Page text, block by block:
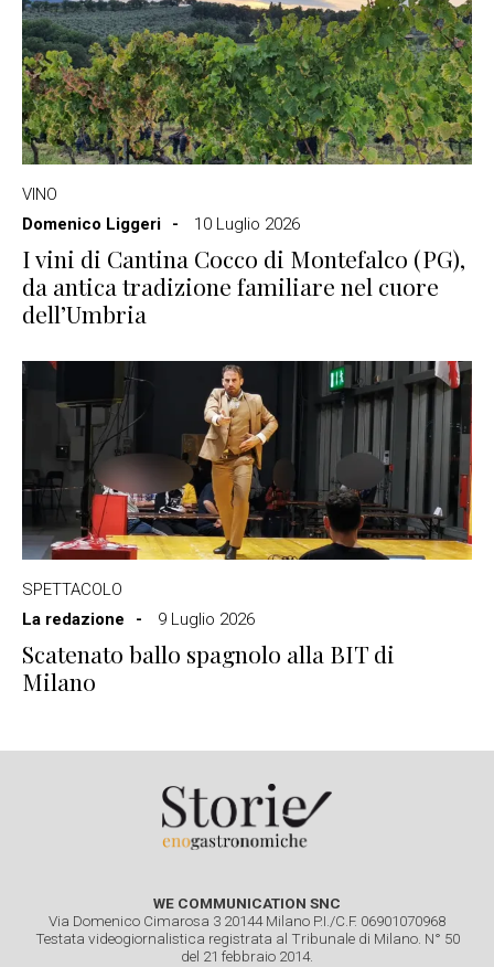
VINO
Domenico Liggeri
10 Luglio 2026
I vini di Cantina Cocco di Montefalco (PG),
da antica tradizione familiare nel cuore
dell’Umbria
SPETTACOLO
La redazione
9 Luglio 2026
Scatenato ballo spagnolo alla BIT di
Milano
WE COMMUNICATION SNC
Via Domenico Cimarosa 3 20144 Milano P.I./C.F. 06901070968
Testata videogiornalistica registrata al Tribunale di Milano. N° 50
del 21 febbraio 2014.